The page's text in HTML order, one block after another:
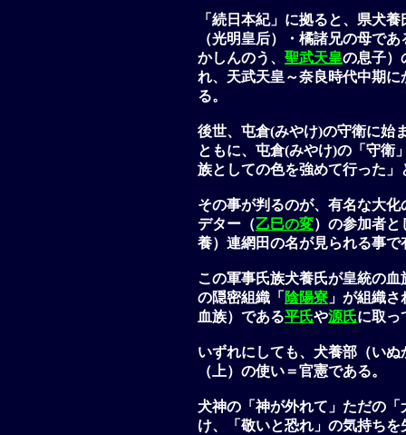
「続日本紀」に拠ると、県犬養
（光明皇后）・橘諸兄の母で
かしんのう、 聖武天皇の息子）
れ、天武天皇～奈良時代中期
る。
後世、 屯倉(みやけ)の守衛に始
ともに、 屯倉(みやけ)の「守衛
族としての色を強めて行った」
その事が判るのが、有名な大
デター（乙巳の変）の参加者
養）連網田の名が見られる事で
この軍事氏族犬養氏が皇統の
の隠密組織「 陰陽寮 」が組織
血族）である平氏や源氏に取っ
いずれにしても、 犬養部（いぬ
（上）の使い＝官憲である。
犬神の「神が外れて」ただの
け、「敬いと恐れ」の気持ち